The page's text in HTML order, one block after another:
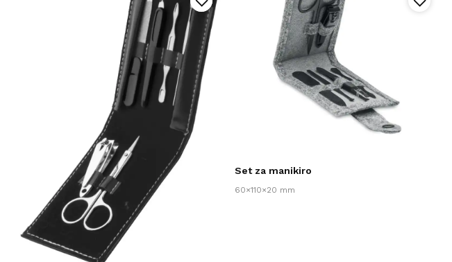
Set za manikiro
60×110×20 mm